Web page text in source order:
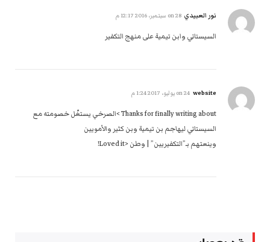
نور العبيدي 28 سبتمبر، 2016 12:17 م
السيستاني وابن تيمية على منهج التكفير
website 24 يوليو، 2017 1:24 م
Thanks for finally writing about >الصرخي يستغّل خصومته مع
السيستاني ليهاجم بن تيمية وبن كثير والأمويين
وينعتهم بـ”التكفيريين” | وطن <Loved it!